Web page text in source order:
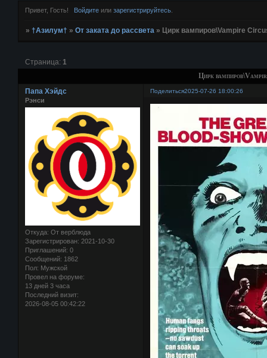
Привет, Гость! Войдитеили зарегистрируйтесь.
»†Азилум† »От заката до рассвета » Цирк вампиров\Vampire
Цирк
Страница: 1
Поделиться2025-07-26 18:00:26
Папа Хэйдс
Рэнси
Откуда: От верблюда
Зарегистрирован: 2021-10-30
Приглашений: 0
Сообщений: 1862
Пол: Мужской
Провел на форуме:
13 дней 3 часа
Последний визит:
2026-08-05 00:42:22